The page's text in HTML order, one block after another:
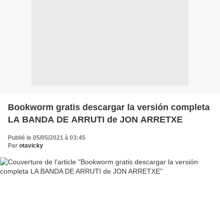
Bookworm gratis descargar la versión completa
LA BANDA DE ARRUTI de JON ARRETXE
Publié le 05/05/2021 à 03:45
Par otavicky